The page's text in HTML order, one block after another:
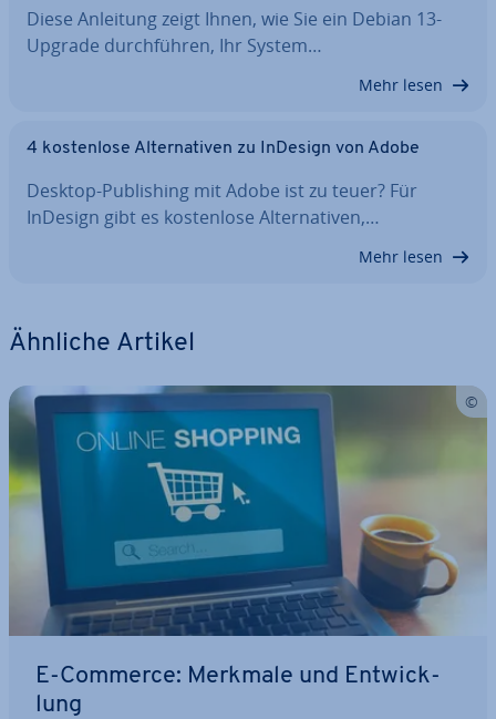
Diese Anleitung zeigt Ihnen, wie Sie ein Debian 13-
Upgrade durch­füh­ren, Ihr System…
Mehr lesen
4 kos­ten­lo­se Al­ter­na­ti­ven zu InDesign von Adobe
Desktop-Pu­bli­shing mit Adobe ist zu teuer? Für
InDesign gibt es kos­ten­lo­se Al­ter­na­ti­ven,…
Mehr lesen
Ähnliche Artikel
E-Commerce: Merkmale und Ent­wick­
lung